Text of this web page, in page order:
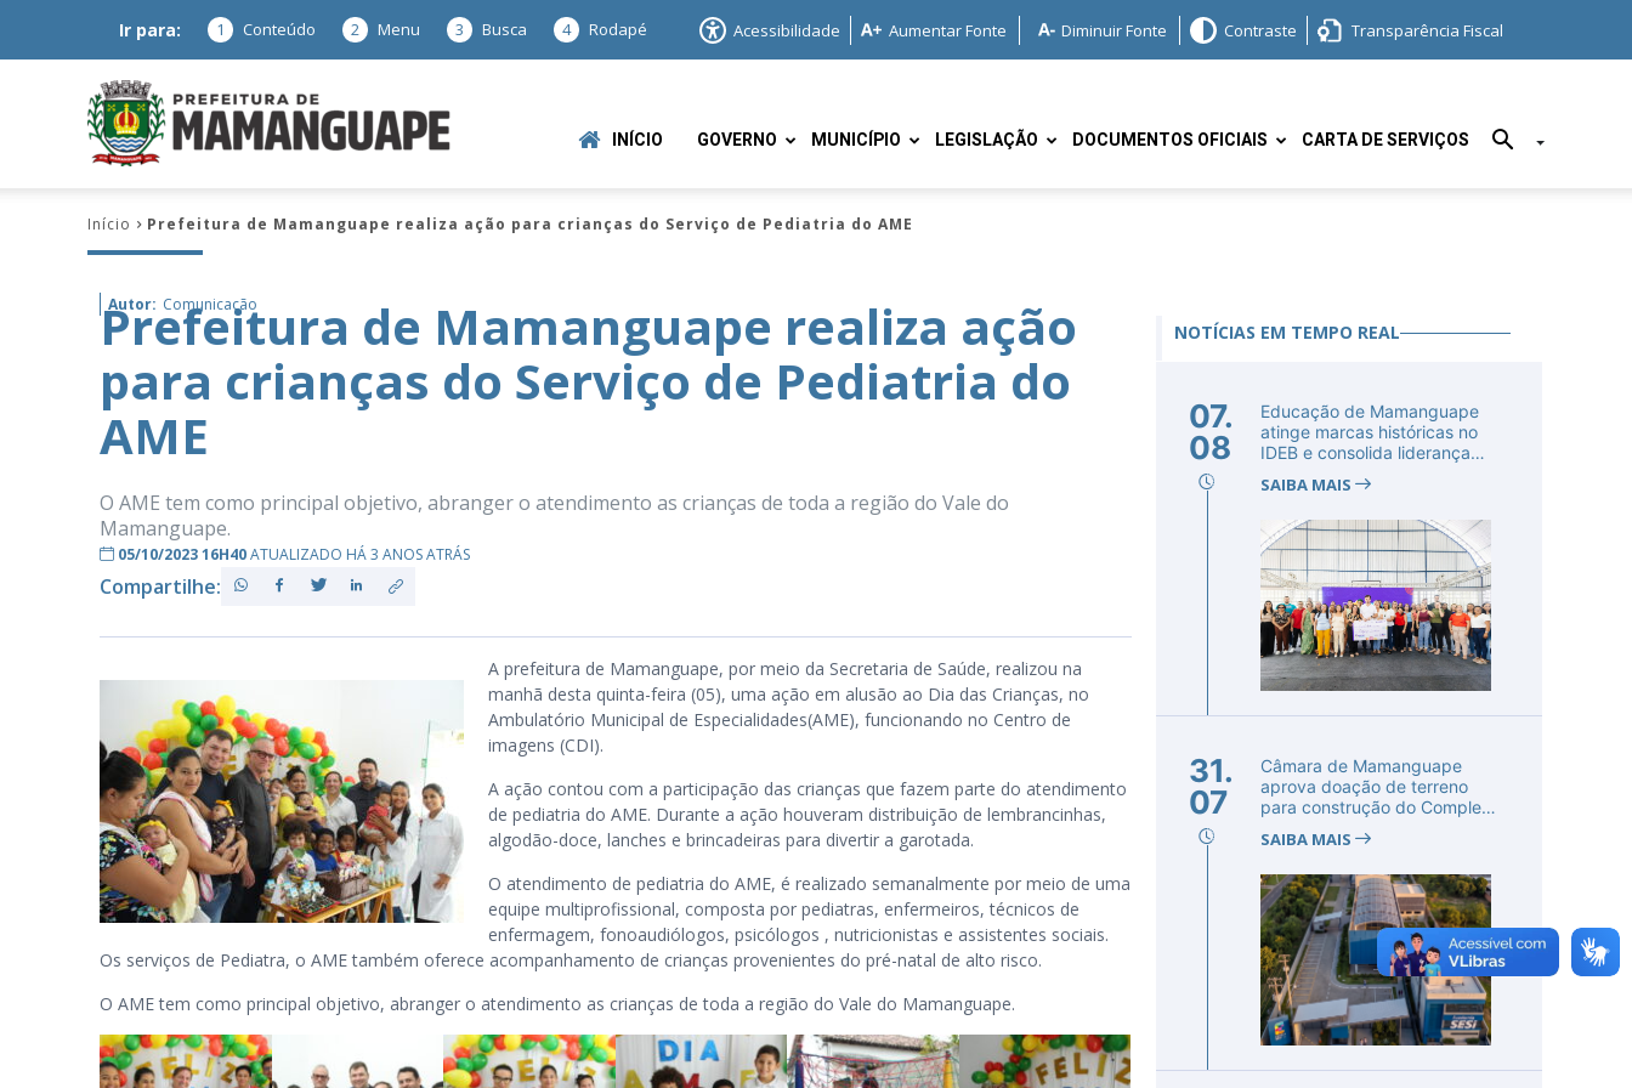
Ir para: 1 Conteúdo 2 Menu 3 Busca 4 Rodapé Acessibilidade Aumentar Fonte Diminuir Fonte Contraste Transparência Fiscal
Mamanguape
–
PB
INÍCIO GOVERNO MUNICÍPIO LEGISLAÇÃO DOCUMENTOS OFICIAIS CARTA DE SERVIÇOS
Início Prefeitura de Mamanguape realiza ação para crianças do Serviço de Pediatria do AME
Autor: Comunicação
Prefeitura de Mamanguape realiza ação
para crianças do Serviço de Pediatria do
AME
O AME tem como principal objetivo, abranger o atendimento as crianças de toda a região do Vale do
Mamanguape.
05/10/2023 16H40ATUALIZADO HÁ 3 ANOS ATRÁS
Compartilhe:
A prefeitura de Mamanguape, por meio da Secretaria de Saúde, realizou na
manhã desta quinta-feira (05), uma ação em alusão ao Dia das Crianças, no
Ambulatório Municipal de Especialidades(AME), funcionando no Centro de
imagens (CDI).
A ação contou com a participação das crianças que fazem parte do atendimento
de pediatria do AME. Durante a ação houveram distribuição de lembrancinhas,
algodão-doce, lanches e brincadeiras para divertir a garotada.
O atendimento de pediatria do AME, é realizado semanalmente por meio de uma
equipe multiprofissional, composta por pediatras, enfermeiros, técnicos de
enfermagem, fonoaudiólogos, psicólogos , nutricionistas e assistentes sociais.
Os serviços de Pediatra, o AME também oferece acompanhamento de crianças provenientes do pré-natal de alto risco.
O AME tem como principal objetivo, abranger o atendimento as crianças de toda a região do Vale do Mamanguape.
NOTÍCIAS EM TEMPO REAL
07.
08
Educação de Mamanguape
atinge marcas históricas no
IDEB e consolida liderança
SAIBA MAIS
31.
07
Câmara de Mamanguape
aprova doação de terreno
para construção do Complexo
SAIBA MAIS